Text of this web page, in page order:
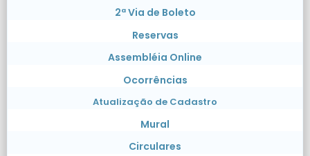
2ª Via de Boleto
Reservas
Assembléia Online
Ocorrências
Atualização de Cadastro
Mural
Circulares